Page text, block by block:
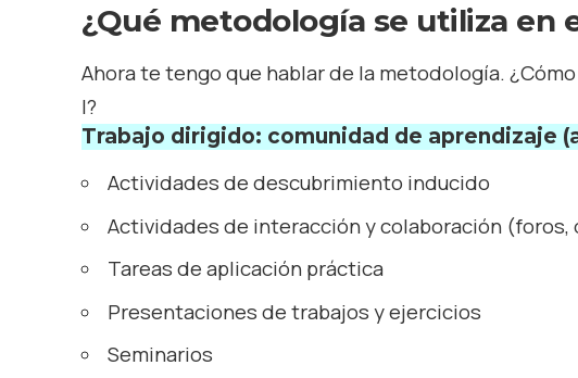
¿Qué metodología se utiliza en
Ahora te tengo que hablar de la metodología.
I?
Trabajo dirigido: comunidad de aprendizaje
Actividades de descubrimiento inducido
Actividades de interacción y colaboración (foros,
Tareas de aplicación práctica
Presentaciones de trabajos y ejercicios
Seminarios